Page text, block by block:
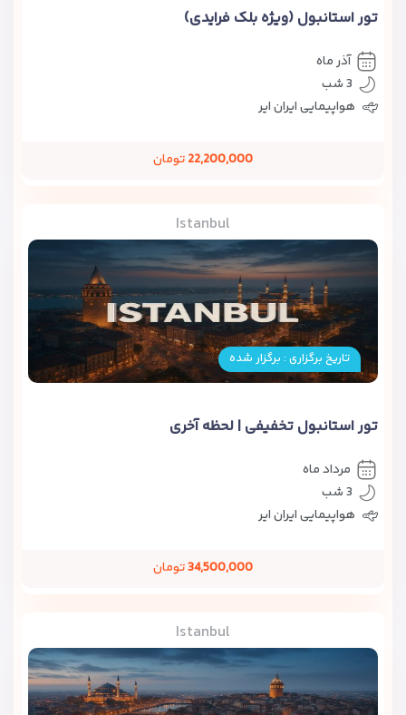
تور استانبول (ویژه بلک فرایدی)
آذر ماه
3 شب
هواپیمایی ایران ایر
22,200,000تومان
Istanbul
تاریخ برگزاری : برگزار شده
تور استانبول تخفیفی | لحظه آخری
مرداد ماه
3 شب
هواپیمایی ایران ایر
34,500,000تومان
Istanbul